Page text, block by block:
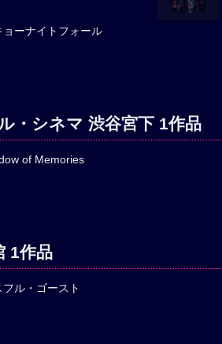
ョーナイトフォール
・シネマ 渋谷宮下 1作品
of Memories
1作品
フル・ゴースト